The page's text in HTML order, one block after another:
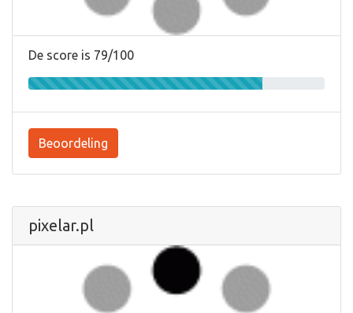
De score is 79/100
Beoordeling
pixelar.pl